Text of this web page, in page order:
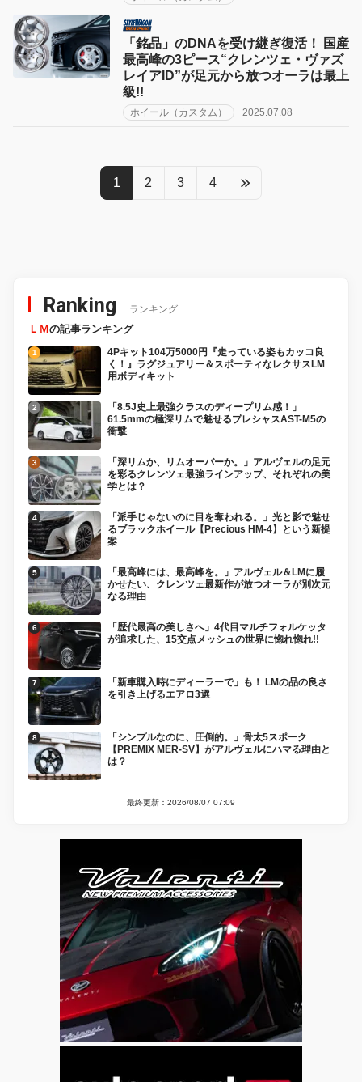
「銘品」のDNAを受け継ぎ復活！ 国産
最高峰の3ピース“クレンツェ・ヴァズ
レイアID”が足元から放つオーラは最上
級!!
ホイール（カスタム） 2025.07.08
1 2 3 4
Ranking ランキング
ＬＭの記事ランキング
4Pキット104万5000円『走っている姿もカッコ良
く！』ラグジュアリー＆スポーティなレクサスLM
用ボディキット
「8.5J史上最強クラスのディープリム感！」
61.5mmの極深リムで魅せるプレシャスAST-M5の
衝撃
「深リムか、リムオーバーか。」アルヴェルの足元
を彩るクレンツェ最強ラインアップ、それぞれの美
学とは？
「派手じゃないのに目を奪われる。」光と影で魅せ
るブラックホイール【Precious HM-4】という新提
案
「最高峰には、最高峰を。」アルヴェル＆LMに履
かせたい、クレンツェ最新作が放つオーラが別次元
なる理由
「歴代最高の美しさへ」4代目マルチフォルケッタ
が追求した、15交点メッシュの世界に惚れ惚れ!!
「新車購入時にディーラーで」も！ LMの品の良さ
を引き上げるエアロ3選
「シンプルなのに、圧倒的。」骨太5スポーク
【PREMIX MER-SV】がアルヴェルにハマる理由と
は？
最終更新：2026/08/07 07:09